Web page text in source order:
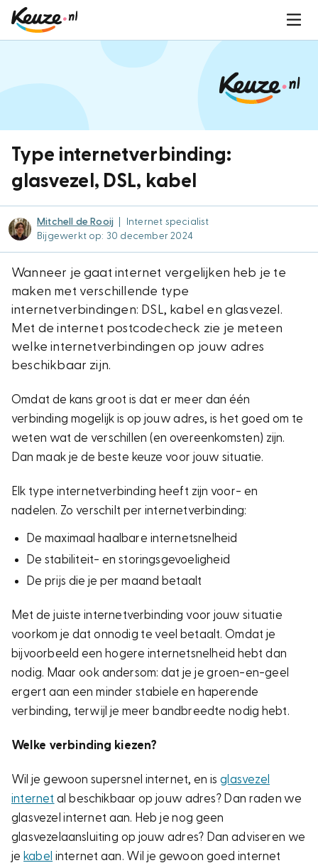
Type internetverbinding:
glasvezel, DSL, kabel
Mitchell de Rooij
Internet specialist
Bijgewerkt op: 30 december 2024
Wanneer je gaat internet vergelijken heb je te
maken met verschillende type
internetverbindingen: DSL, kabel en glasvezel.
Met de internet postcodecheck zie je meteen
welke internetverbindingen op jouw adres
beschikbaar zijn.
Omdat de kans groot is dat er meer dan één
verbinding mogelijk is op jouw adres, is het goed om te
weten wat de verschillen (en overeenkomsten) zijn.
Dan maak je de beste keuze voor jouw situatie.
Elk type internetverbinding heeft zijn voor- en
nadelen. Zo verschilt per internetverbinding:
De maximaal haalbare internetsnelheid
De stabiliteit- en storingsgevoeligheid
De prijs die je per maand betaalt
Met de juiste internetverbinding voor jouw situatie
voorkom je dat onnodig te veel betaalt. Omdat je
bijvoorbeeld een hogere internetsnelheid hebt dan
nodig. Maar ook andersom: dat je je groen-en-geel
ergert aan een minder stabiele en haperende
verbinding, terwijl je meer bandbreedte nodig hebt.
Welke verbinding kiezen?
Wil je gewoon supersnel internet, en isglasvezel
internet al beschikbaar op jouw adres? Dan raden we
glasvezel internet aan. Heb je nog geen
glasvezelaansluiting op jouw adres? Dan adviseren we
je kabel internet aan. Wil je gewoon goed internet